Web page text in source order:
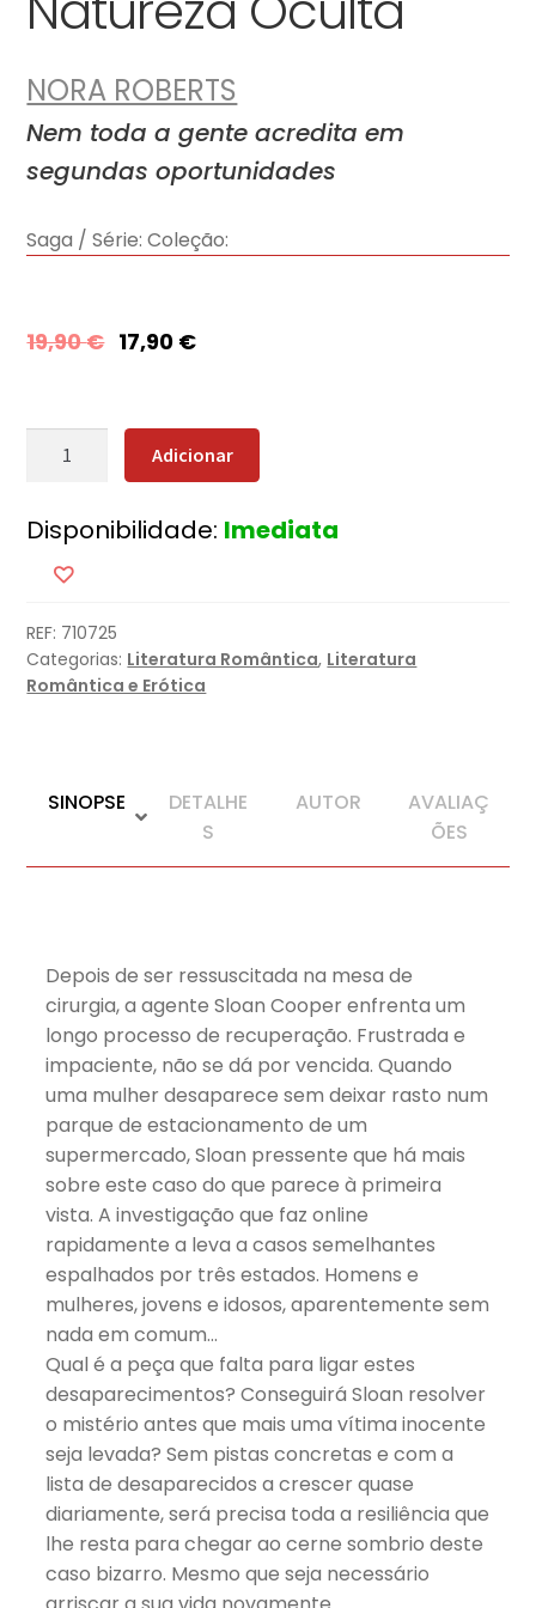
NORA ROBERTS
Nem toda a gente acredita em
segundas oportunidades
Saga / Série: Coleção:
19,90€ 17,90 €
Quantidade
Oculta
Adicionar
Disponibilidade: Imediata
REF: 710725
Categorias: Literatura Romântica, Literatura
Romântica e Erótica
SINOPSE
DETALHE
S
AUTOR
AVALIAÇ
ÕES
Depois de ser ressuscitada na mesa de
cirurgia, a agente Sloan Cooper enfrenta um
longo processo de recuperação. Frustrada e
impaciente, não se dá por vencida. Quando
uma mulher desaparece sem deixar rasto num
parque de estacionamento de um
supermercado, Sloan pressente que há mais
sobre este caso do que parece à primeira
vista. A investigação que faz online
rapidamente a leva a casos semelhantes
espalhados por três estados. Homens e
mulheres, jovens e idosos, aparentemente sem
nada em comum…
Qual é a peça que falta para ligar estes
desaparecimentos? Conseguirá Sloan resolver
o mistério antes que mais uma vítima inocente
seja levada? Sem pistas concretas e com a
lista de desaparecidos a crescer quase
diariamente, será precisa toda a resiliência que
lhe resta para chegar ao cerne sombrio deste
caso bizarro. Mesmo que seja necessário